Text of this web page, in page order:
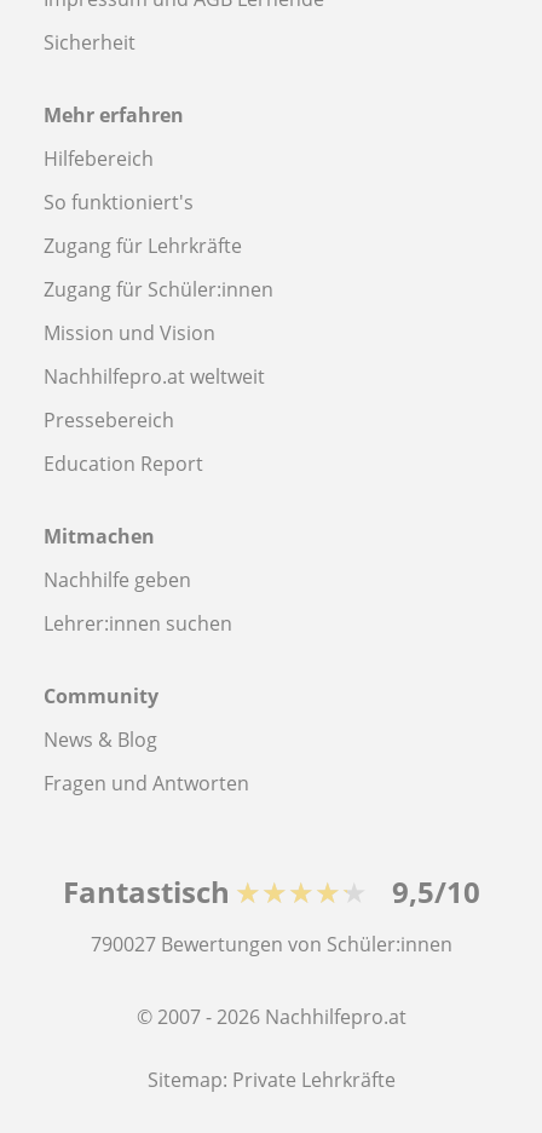
Sicherheit
Mehr erfahren
Hilfebereich
So funktioniert's
Zugang für Lehrkräfte
Zugang für Schüler:innen
Mission und Vision
Nachhilfepro.at weltweit
Pressebereich
Education Report
Mitmachen
Nachhilfe geben
Lehrer:innen suchen
Community
News & Blog
Fragen und Antworten
Fantastisch ★★★★★ 9,5/10
790027 Bewertungen von Schüler:innen
© 2007 - 2026 Nachhilfepro.at
Sitemap: Private Lehrkräfte